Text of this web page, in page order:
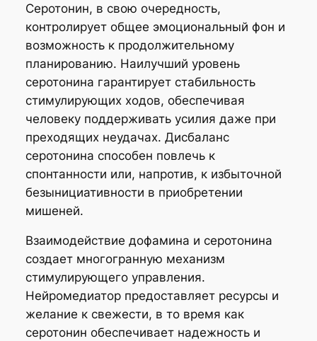
Серотонин, в свою очередность,
контролирует общее эмоциональный фон и
возможность к продолжительному
планированию. Наилучший уровень
серотонина гарантирует стабильность
стимулирующих ходов, обеспечивая
человеку поддерживать усилия даже при
преходящих неудачах. Дисбаланс
серотонина способен повлечь к
спонтанности или, напротив, к избыточной
безынициативности в приобретении
мишеней.
Взаимодействие дофамина и серотонина
создает многогранную механизм
стимулирующего управления.
Нейромедиатор предоставляет ресурсы и
желание к свежести, в то время как
серотонин обеспечивает надежность и